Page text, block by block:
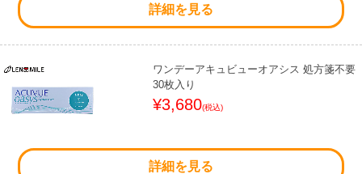
詳細を見る
ワンデーアキュビューオアシス 処方箋不要
30枚入り
¥3,680(税込)
詳細を見る